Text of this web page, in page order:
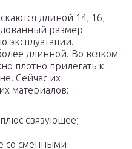
длиной 14, 16,
размер
эксплуатации.
длинной. Во всяком
плотно прилегать к
Сейчас их
материалов:
плюс связующее;
со сменными